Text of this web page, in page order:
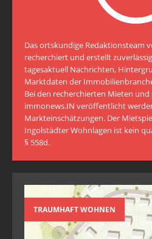
Das ortskundige Redaktionsteam
recherchiert und erstellt
tagesaktuell Nachrichten,
Marktdaten der
Bei den recherchierten Mieten und
immonews.IN veröffentlicht
Markteinschätzungen. Der
Ingolstädter Wohnlagen ist kein
§ 558d.
TRAUMHAFT WOHNEN